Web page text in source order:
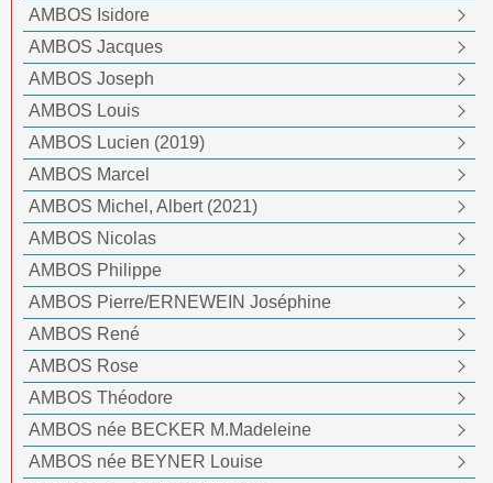
AMBOS Isidore
AMBOS Jacques
AMBOS Joseph
AMBOS Louis
AMBOS Lucien (2019)
AMBOS Marcel
AMBOS Michel, Albert (2021)
AMBOS Nicolas
AMBOS Philippe
AMBOS Pierre/ERNEWEIN Joséphine
AMBOS René
AMBOS Rose
AMBOS Théodore
AMBOS née BECKER M.Madeleine
AMBOS née BEYNER Louise